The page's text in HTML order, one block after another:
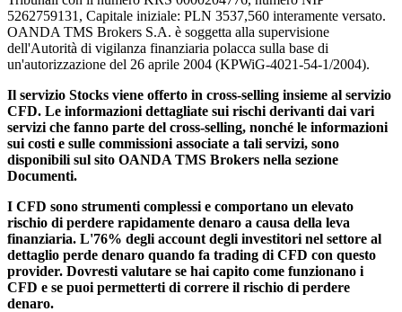
5262759131, Capitale iniziale: PLN 3537,560 interamente versato.
OANDA TMS Brokers S.A. è soggetta alla supervisione
dell'Autorità di vigilanza finanziaria polacca sulla base di
un'autorizzazione del 26 aprile 2004 (KPWiG-4021-54-1/2004).
Il servizio Stocks viene offerto in cross-selling insieme al servizio
CFD. Le informazioni dettagliate sui rischi derivanti dai vari
servizi che fanno parte del cross-selling, nonché le informazioni
sui costi e sulle commissioni associate a tali servizi, sono
disponibili sul sito OANDA TMS Brokers nella sezione
Documenti.
I CFD sono strumenti complessi e comportano un elevato
rischio di perdere rapidamente denaro a causa della leva
finanziaria. L'76% degli account degli investitori nel settore al
dettaglio perde denaro quando fa trading di CFD con questo
provider. Dovresti valutare se hai capito come funzionano i
CFD e se puoi permetterti di correre il rischio di perdere
denaro.